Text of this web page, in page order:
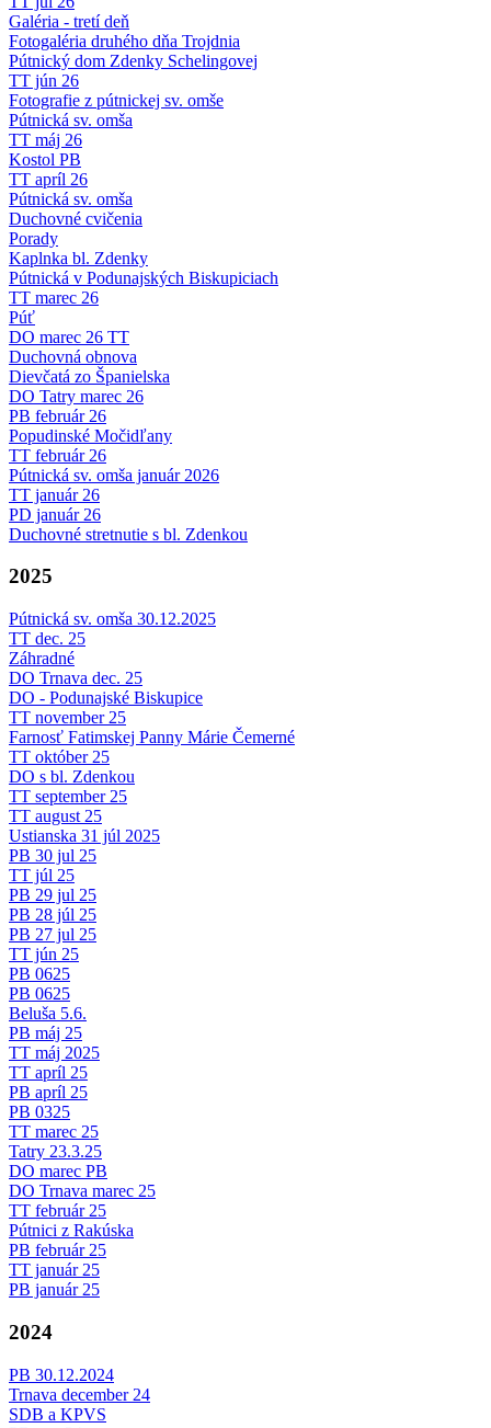
Galéria - tretí deň
Fotogaléria druhého dňa Trojdnia
Pútnický dom Zdenky Schelingovej
TT jún 26
Fotografie z pútnickej sv. omše
Pútnická sv. omša
TT máj 26
Kostol PB
TT apríl 26
Pútnická sv. omša
Duchovné cvičenia
Porady
Kaplnka bl. Zdenky
Pútnická v Podunajských Biskupiciach
TT marec 26
Púť
DO marec 26 TT
Duchovná obnova
Dievčatá zo Španielska
DO Tatry marec 26
PB február 26
Popudinské Močidľany
TT február 26
Pútnická sv. omša január 2026
TT január 26
PD január 26
Duchovné stretnutie s bl. Zdenkou
2025
Pútnická sv. omša 30.12.2025
TT dec. 25
Záhradné
DO Trnava dec. 25
DO - Podunajské Biskupice
TT november 25
Farnosť Fatimskej Panny Márie Čemerné
TT október 25
DO s bl. Zdenkou
TT september 25
TT august 25
Ustianska 31 júl 2025
PB 30 jul 25
TT júl 25
PB 29 jul 25
PB 28 júl 25
PB 27 jul 25
TT jún 25
PB 0625
PB 0625
Beluša 5.6.
PB máj 25
TT máj 2025
TT apríl 25
PB apríl 25
PB 0325
TT marec 25
Tatry 23.3.25
DO marec PB
DO Trnava marec 25
TT február 25
Pútnici z Rakúska
PB február 25
TT január 25
PB január 25
2024
PB 30.12.2024
Trnava december 24
SDB a KPVS